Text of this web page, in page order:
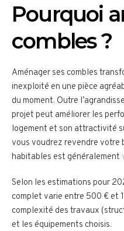
Pourquoi
combles ?
Aménager ses combles
inexploité en une pièce
du moment. Outre
projet peut améliorer les
logement et son attractivité
vous voudrez revendre votre
habitables est généralement
Selon les estimations pour
complet varie entre 500 € et
complexité des travaux
et les équipements choisis.